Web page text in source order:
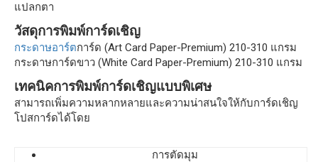
แปลกตา
วัสดุการพิมพ์การ์ดเชิญ
กระดาษอาร์ตการ์ด (Art Card Paper-Premium) 210-310 แกรม
กระดาษการ์ดขาว (White Card Paper-Premium) 210-310 แกรม
เทคนิคการพิมพ์การ์ดเชิญแบบพิเศษ
สามารถเพิ่มความหลากหลายและความน่าสนใจให้กับการ์ดเชิญ
โปสการ์ดได้โดย
การตัดมุม